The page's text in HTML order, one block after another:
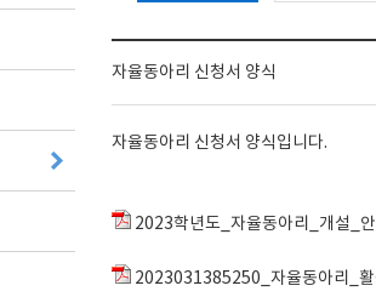
자율동아리 신청서 양식
자율동아리 신청서 양식입니다.
2023학년도_자율동아리_개설_
2023031385250_자율동아리_